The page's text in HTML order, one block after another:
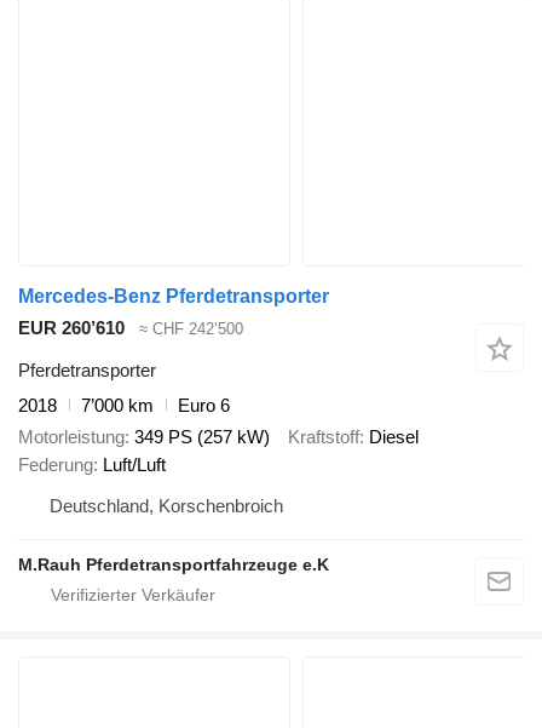
Mercedes-Benz Pferdetransporter
EUR 260’610
≈ CHF 242’500
Pferdetransporter
2018
7’000 km
Euro 6
Motorleistung 349 PS (257 kW) Kraftstoff Diesel
Federung Luft/Luft
Deutschland, Korschenbroich
M.Rauh Pferdetransportfahrzeuge e.K